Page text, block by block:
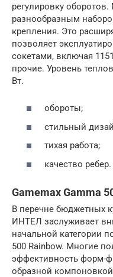
регулировку
разнообразным
крепления. Это
позволяет
сокетами, включая
прочие. Уровень
Вт.
обороты;
стильный
тихая работа;
качество ребер.
Gamemax Gamma
В перечне бюджетных
ИНТЕЛ заслуживает
начальной категории
500 Rainbow. Многие
эффективность форм-
образной